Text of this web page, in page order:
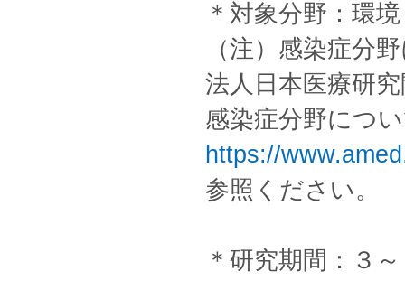
＊対象分野：環
（注）感染症分
法人日本医療研
感染症分野につ
https://
参照ください。
＊研究期間：３